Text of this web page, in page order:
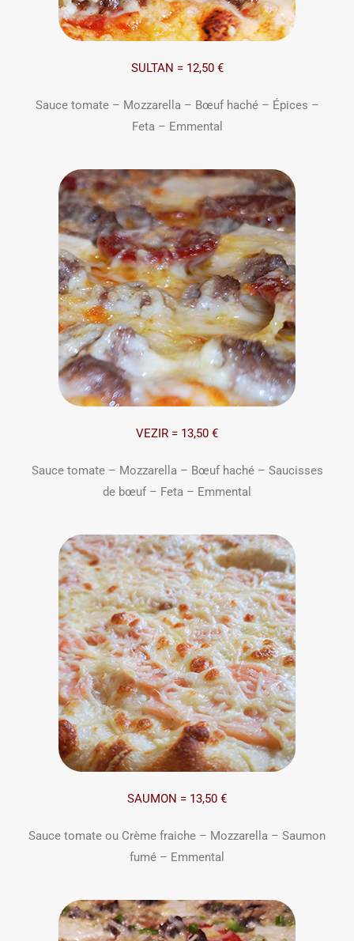
SULTAN = 12,50 €
Sauce tomate – Mozzarella – Bœuf haché – Épices –
Feta – Emmental
VEZIR = 13,50 €
Sauce tomate – Mozzarella – Bœuf haché – Saucisses
de bœuf – Feta – Emmental
SAUMON = 13,50 €
Sauce tomate ou Crème fraiche – Mozzarella – Saumon
fumé – Emmental